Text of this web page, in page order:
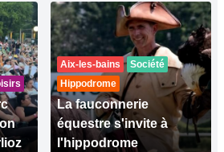
Aix-les-bains
Société
Hippodrome
La fauconnerie
équestre s'invite à
l'hippodrome